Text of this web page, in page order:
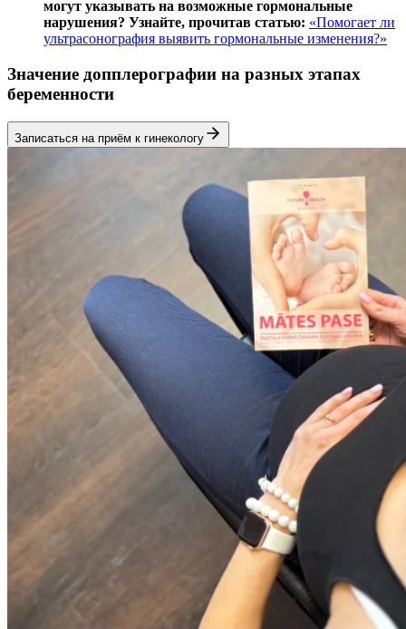
могут указывать на возможные гормональные
нарушения? Узнайте, прочитав статью: «Помогает ли
ультрасонография выявить гормональные изменения?»
Значение допплерографии на разных этапах
беременности
Записаться на приём к гинекологу